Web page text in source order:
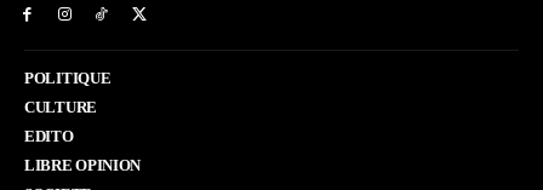
POLITIQUE
CULTURE
EDITO
LIBRE OPINION